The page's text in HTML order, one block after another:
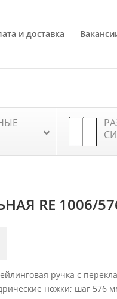
и доставка
RE 1006/
ручка с
ножки; шаг 576